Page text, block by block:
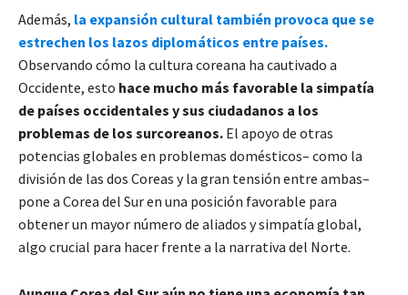
Además, la expansión cultural también provoca que se
estrechen los lazos diplomáticos entre países.
Observando cómo la cultura coreana ha cautivado a
Occidente, esto hace mucho más favorable la simpatía
de países occidentales y sus ciudadanos a los
problemas de los surcoreanos. El apoyo de otras
potencias globales en problemas domésticos– como la
división de las dos Coreas y la gran tensión entre ambas–
pone a Corea del Sur en una posición favorable para
obtener un mayor número de aliados y simpatía global,
algo crucial para hacer frente a la narrativa del Norte.